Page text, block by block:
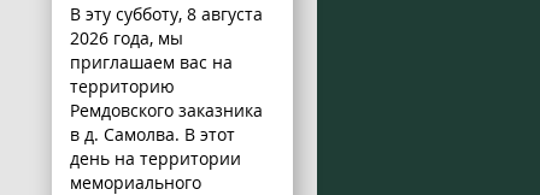
В эту субботу, 8 августа
2026 года, мы
приглашаем вас на
территорию
Ремдовского заказника
в д. Самолва. В этот
день на территории
мемориального